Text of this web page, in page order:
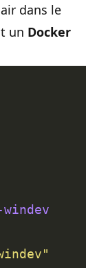
dans le
un Docker